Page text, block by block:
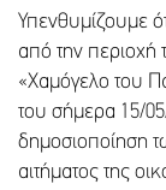
Υπενθυμίζουμε
από την περιοχή
«Χαμόγελο του
του σήμερα 15/
δημοσιοποίηση
αιτήματος της